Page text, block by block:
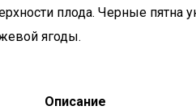
плода. Черные пятна
ягоды.
Описание